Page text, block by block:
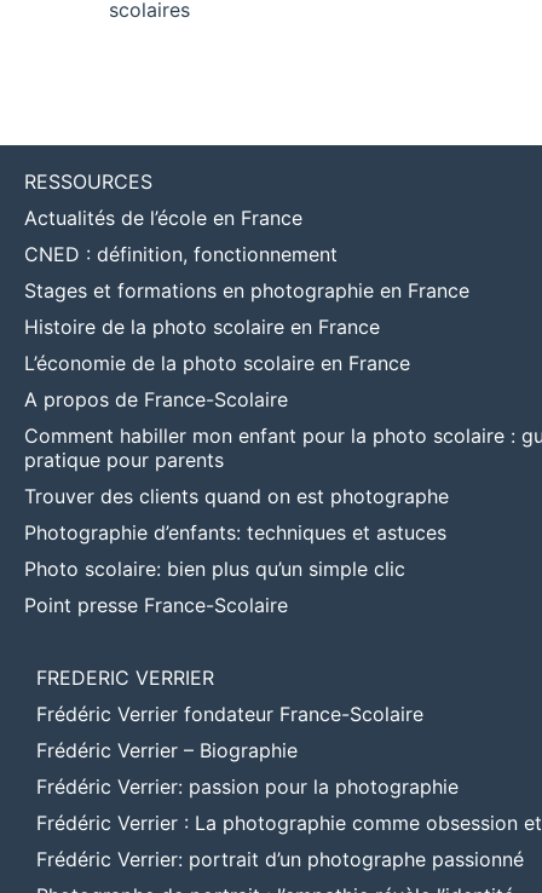
scolaires
RESSOURCES
Actualités de l’école en France
CNED : définition, fonctionnement
Stages et formations en photographie en France
Histoire de la photo scolaire en France
L’économie de la photo scolaire en France
A propos de France-Scolaire
Comment habiller mon enfant pour la photo scolaire :
pratique pour parents
Trouver des clients quand on est photographe
Photographie d’enfants: techniques et astuces
Photo scolaire: bien plus qu’un simple clic
Point presse France-Scolaire
FREDERIC VERRIER
Frédéric Verrier fondateur France-Scolaire
Frédéric Verrier – Biographie
Frédéric Verrier: passion pour la photographie
Frédéric Verrier : La photographie comme obsession
Frédéric Verrier: portrait d’un photographe passionné